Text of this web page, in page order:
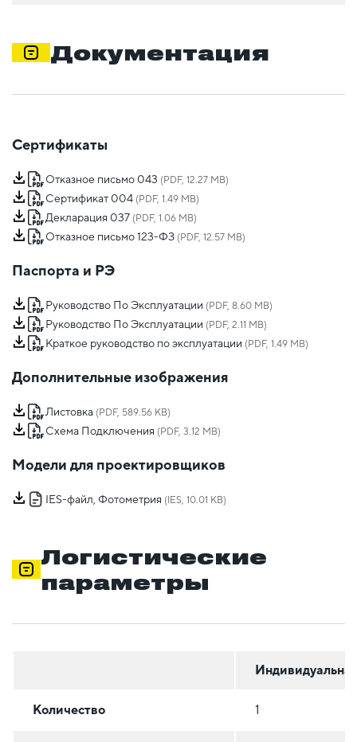
Документация
Сертификаты
Отказное письмо 043 (PDF, 12.27 MB)
Сертификат 004 (PDF, 1.49 MB)
Декларация 037 (PDF, 1.06 MB)
Отказное письмо 123-ФЗ (PDF, 12.57 MB)
Паспорта и РЭ
Руководство По Эксплуатации (PDF, 8.60 MB)
Руководство По Эксплуатации (PDF, 2.11 MB)
Краткое руководство по эксплуатации (PDF, 1.49 MB)
Дополнительные изображения
Листовка (PDF, 589.56 KB)
Схема Подключения (PDF, 3.12 MB)
Модели для проектировщиков
IES-файл, Фотометрия (IES, 10.01 KB)
Логистические
параметры
Индивидуальная
Количество 1